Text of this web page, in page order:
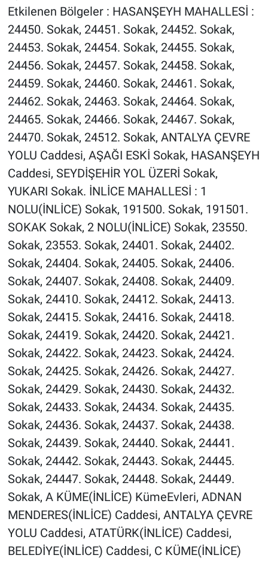
Etkilenen Bölgeler : HASANŞEYH MAHALLESİ :
24450. Sokak, 24451. Sokak, 24452. Sokak,
24453. Sokak, 24454. Sokak, 24455. Sokak,
24456. Sokak, 24457. Sokak, 24458. Sokak,
24459. Sokak, 24460. Sokak, 24461. Sokak,
24462. Sokak, 24463. Sokak, 24464. Sokak,
24465. Sokak, 24466. Sokak, 24467. Sokak,
24470. Sokak, 24512. Sokak, ANTALYA ÇEVRE
YOLU Caddesi, AŞAĞI ESKİ Sokak, HASANŞEYH
Caddesi, SEYDİŞEHİR YOL ÜZERİ Sokak,
YUKARI Sokak. İNLİCE MAHALLESİ : 1
NOLU(İNLİCE) Sokak, 191500. Sokak, 191501.
SOKAK Sokak, 2 NOLU(İNLİCE) Sokak, 23550.
Sokak, 23553. Sokak, 24401. Sokak, 24402.
Sokak, 24404. Sokak, 24405. Sokak, 24406.
Sokak, 24407. Sokak, 24408. Sokak, 24409.
Sokak, 24410. Sokak, 24412. Sokak, 24413.
Sokak, 24415. Sokak, 24416. Sokak, 24418.
Sokak, 24419. Sokak, 24420. Sokak, 24421.
Sokak, 24422. Sokak, 24423. Sokak, 24424.
Sokak, 24425. Sokak, 24426. Sokak, 24427.
Sokak, 24429. Sokak, 24430. Sokak, 24432.
Sokak, 24433. Sokak, 24434. Sokak, 24435.
Sokak, 24436. Sokak, 24437. Sokak, 24438.
Sokak, 24439. Sokak, 24440. Sokak, 24441.
Sokak, 24442. Sokak, 24443. Sokak, 24445.
Sokak, 24447. Sokak, 24448. Sokak, 24449.
Sokak, A KÜME(İNLİCE) KümeEvleri, ADNAN
MENDERES(İNLİCE) Caddesi, ANTALYA ÇEVRE
YOLU Caddesi, ATATÜRK(İNLİCE) Caddesi,
BELEDİYE(İNLİCE) Caddesi, C KÜME(İNLİCE)